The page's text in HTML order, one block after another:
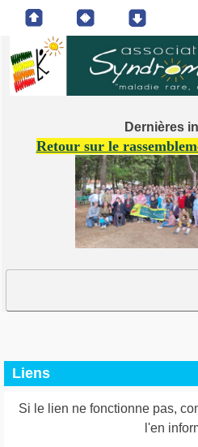
Dernières
Retour sur le
Liens
Si le lien ne fonctionne pas,
l'en